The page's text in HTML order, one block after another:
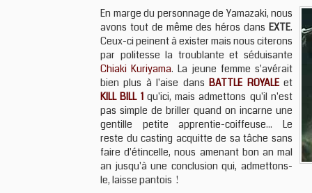
En marge du personnage de Yamazaki, nous
avons tout de même des héros dans EXTE.
Ceux-ci peinent à exister mais nous citerons
par politesse la troublante et séduisante
Chiaki Kuriyama. La jeune femme s'avérait
bien plus à l'aise dansBATTLE ROYALEet
KILL BILL 1qu'ici, mais admettons qu'il n'est
pas simple de briller quand on incarne une
gentille petite apprentie-coiffeuse... Le
reste du casting acquitte de sa tâche sans
faire d'étincelle, nous amenant bon an mal
an jusqu'à une conclusion qui, admettons-
le, laisse pantois !